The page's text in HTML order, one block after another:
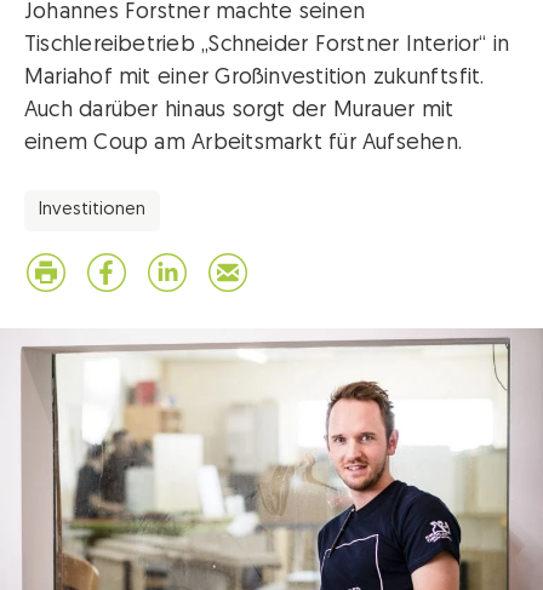
Johannes Forstner machte seinen
Tischlereibetrieb „Schneider Forstner Interior“ in
Mariahof mit einer Großinvestition zukunftsfit.
Auch darüber hinaus sorgt der Murauer mit
einem Coup am Arbeitsmarkt für Aufsehen.
Investitionen